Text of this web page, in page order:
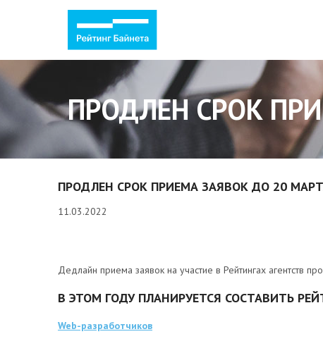
ПРОДЛЕН СРОК
ПРОДЛЕН СРОК ПРИЕМА ЗАЯВОК ДО 20
11.03.2022
Дедлайн приема заявок на участие в Рейтингах агентств
В ЭТОМ ГОДУ ПЛАНИРУЕТСЯ СОСТАВИТЬ
Web-разработчиков